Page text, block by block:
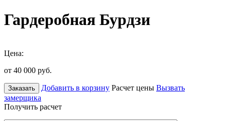
Гардеробная Бурдзи
Цена:
от 40 000 руб.
Заказать Добавить в корзину Расчет цены Вызвать
замерщика
Получить расчет